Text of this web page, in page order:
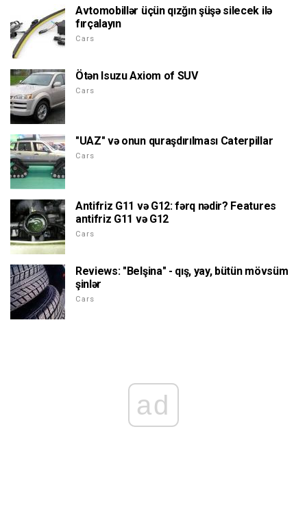
Avtomobillər üçün qızğın şüşə silecek ilə
fırçalayın
Cars
Ötən Isuzu Axiom of SUV
Cars
"UAZ" və onun quraşdırılması Caterpillar
Cars
Antifriz G11 və G12: fərq nədir? Features
antifriz G11 və G12
Cars
Reviews: "Belşina" - qış, yay, bütün mövsüm
şinlər
Cars
ad